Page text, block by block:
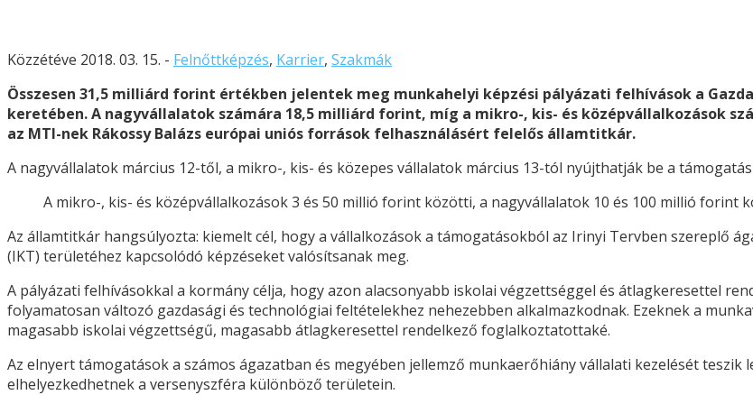
Közzétéve 2018. 03. 15. - Felnőttképzés, Karrier, Szakmák
Összesen 31,5 milliárd forint értékben jelentek meg munkahelyi képzési pályázati felhívások a
keretében. A nagyvállalatok számára 18,5 milliárd forint, míg a mikro-, kis- és középvállalkozások
az MTI-nek Rákossy Balázs európai uniós források felhasználásért felelős államtitkár.
A nagyvállalatok március 12-től, a mikro-, kis- és közepes vállalatok március 13-tól nyújthatják be a
A mikro-, kis- és középvállalkozások 3 és 50 millió forint közötti, a nagyvállalatok 10 és 100 millió
Az államtitkár hangsúlyozta: kiemelt cél, hogy a vállalkozások a támogatásokból az Irinyi Tervben szereplő
(IKT) területéhez kapcsolódó képzéseket valósítsanak meg.
A pályázati felhívásokkal a kormány célja, hogy azon alacsonyabb iskolai végzettséggel és átlagkeresettel
folyamatosan változó gazdasági és technológiai feltételekhez nehezebben alkalmazkodnak. Ezeknek a
magasabb iskolai végzettségű, magasabb átlagkeresettel rendelkező foglalkoztatottaké.
Az elnyert támogatások a számos ágazatban és megyében jellemző munkaerőhiány vállalati kezelését
elhelyezkedhetnek a versenyszféra különböző területein.